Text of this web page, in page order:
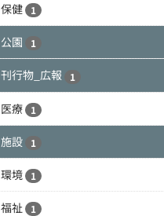
保健 1
公園 1
刊行物_広報 1
医療 1
施設 1
環境 1
福祉 1